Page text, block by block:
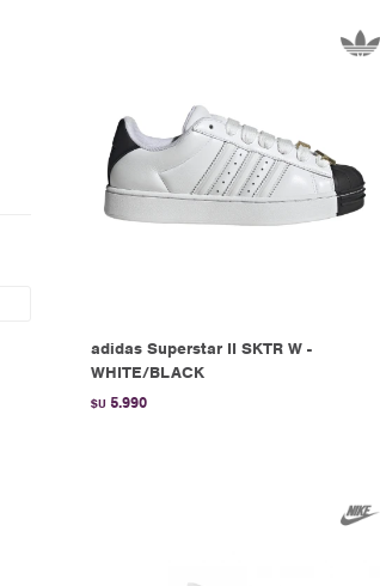
adidas Superstar II SKTR W -
WHITE/BLACK
$U 5.990